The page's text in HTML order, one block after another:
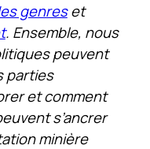
genreset
. Ensemble, nous
peuvent
parties
et comment
s’ancrer
minière